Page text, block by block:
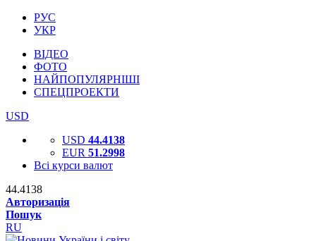
РУС
УКР
ВІДЕО
ФОТО
НАЙПОПУЛЯРНІШІ
СПЕЦПРОЕКТИ
USD
USD 44.4138
EUR 51.2998
Всі курси валют
44.4138
Авторизація
Пошук
RU